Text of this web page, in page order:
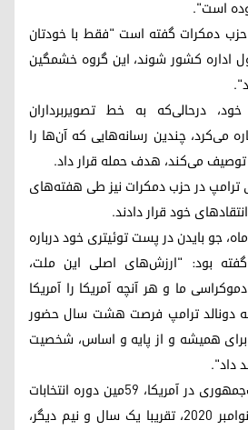
است".
حزب دمکرات گفته است "فقط با خودتان
اداره کشور شوند، این گروه خشمگین
درحالی‌که به خط تصویربرداران
می‌کرد، چندین رسانه‌هایی که آن‌ها را
می‌کند، هدف حمله قرار داد.
ترامپ در حزب دمکرات نیز طی هفته‌های
خود قرار دادند.
جو بایدن در پست توئیتری خود درباره
بود: "ارزش‌های اصلی این ملت،
ما و هر آنچه آمریکا را آمریکا
دونالد ترامپ فرصت هشت سال حضور
همیشه و از پایه و اساس، شخصیت
داد".
انتخابات پیش‌روی ریاست‌جمهوری در آمریکا، ۵۹مین دوره انتخابات
چهارساله در آمریکا، در نوامبر ۲۰۲۰، تقریبا یک سال و نیم دیگر،